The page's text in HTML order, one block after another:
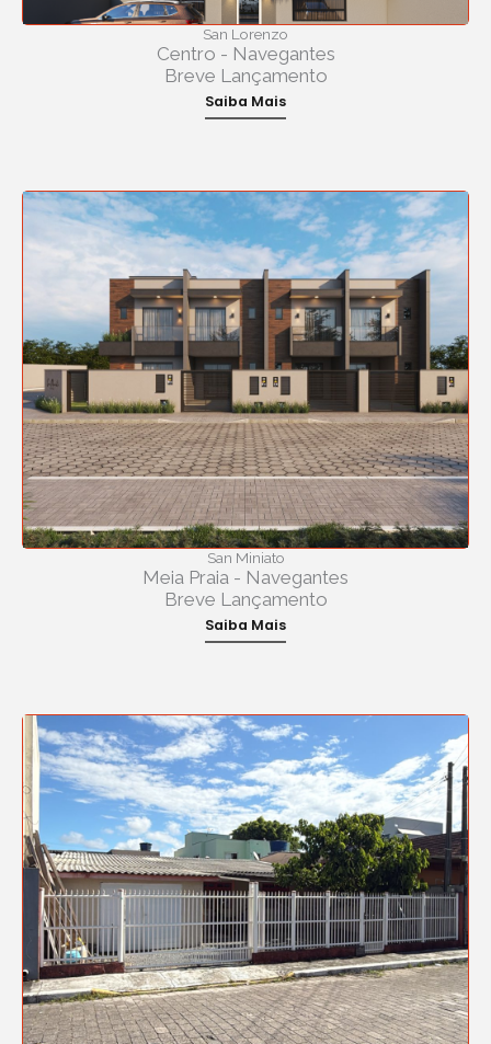
San Lorenzo
Centro - Navegantes
Breve Lançamento
Saiba Mais
San Miniato
Meia Praia - Navegantes
Breve Lançamento
Saiba Mais